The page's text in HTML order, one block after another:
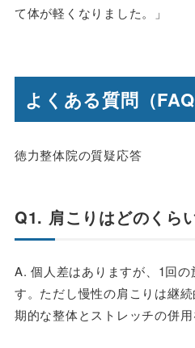
て体が軽くなりました。」
よくある質問（FAQ
徳力整体院の質疑応答
Q1. 肩こりはどのくら
A. 個人差はありますが、1回
す。ただし慢性の肩こりは継
期的な整体とストレッチの併用